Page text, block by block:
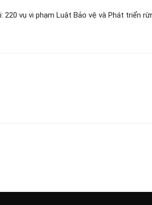
220 vụ vi phạm Luật Bảo vệ và Phát triển